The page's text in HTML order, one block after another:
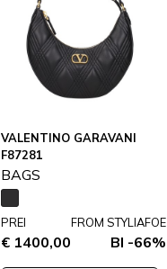
VALENTINO GARAVANI
F87281
BAGS
PREI
€ 1400,00
FROM STYLIAFOE
BI -66%